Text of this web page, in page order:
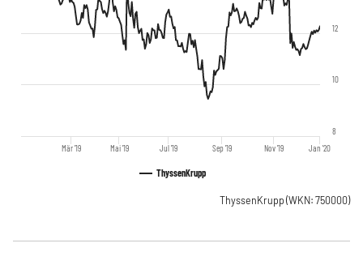
ThyssenKrupp
Mär '19 Mai '19 Jul '19 Sep '19 Nov '19 Jan '20
8
10
12
ThyssenKrupp (WKN: 750000)